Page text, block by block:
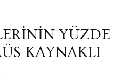
YÜZDE
KAYNAKLI